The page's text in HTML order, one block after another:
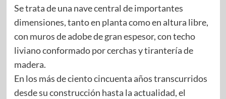
Se trata de una nave central de importantes
dimensiones, tanto en planta como en altura libre,
con muros de adobe de gran espesor, con techo
liviano conformado por cerchas y tirantería de
madera.
En los más de ciento cincuenta años transcurridos
desde su construcción hasta la actualidad, el